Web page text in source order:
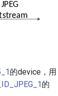
的device，用
的